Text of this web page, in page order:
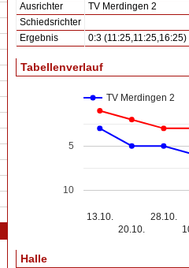
Ausrichter
TV Merdingen 2
Schiedsrichter
Ergebnis
0:3 (11:25,11:25,16:25)
Tabellenverlauf
TV Merdingen 2
13.10.
20.10.
28.10.
5
10
Halle